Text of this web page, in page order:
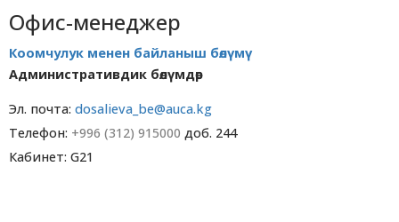
Офис-менеджер
Коомчулук менен байланыш бөлүмү
Административдик бөлүмдөр
Эл. почта: dosalieva_be@auca.kg
Телефон: +996 (312) 915000 доб. 244
Кабинет: G21